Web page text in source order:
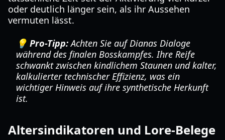
oder deutlich länger sein, als ihr Aussehen
vermuten lässt.
💡 Pro-Tipp:Achten Sie auf Dianas Dialoge
während des finalen Bosskampfes. Ihre Reife
schwankt zwischen kindlichem Staunen und kalter,
kalkulierter technischer Effizienz, was ein
wichtiger Hinweis auf ihre synthetische Herkunft
ist.
Altersindikatoren und Lore-Belege